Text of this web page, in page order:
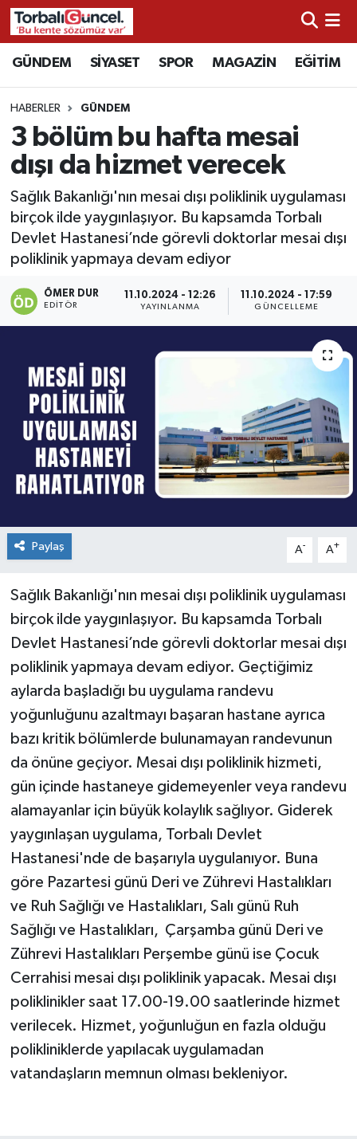
GÜNDEM SİYASET SPOR MAGAZİN EĞİTİM
HABERLER GÜNDEM
3 bölüm bu hafta mesai
dışı da hizmet verecek
Sağlık Bakanlığı'nın mesai dışı poliklinik uygulaması
birçok ilde yaygınlaşıyor. Bu kapsamda Torbalı
Devlet Hastanesi’nde görevli doktorlar mesai dışı
poliklinik yapmaya devam ediyor
ÖMER DUR
EDITÖR
11.10.2024 - 12:26
YAYINLANMA
11.10.2024 - 17:59
GÜNCELLEME
Paylaş A- A+
Sağlık Bakanlığı'nın mesai dışı poliklinik uygulaması
birçok ilde yaygınlaşıyor. Bu kapsamda Torbalı
Devlet Hastanesi’nde görevli doktorlar mesai dışı
poliklinik yapmaya devam ediyor. Geçtiğimiz
aylarda başladığı bu uygulama randevu
yoğunluğunu azaltmayı başaran hastane ayrıca
bazı kritik bölümlerde bulunamayan randevunun
da önüne geçiyor. Mesai dışı poliklinik hizmeti,
gün içinde hastaneye gidemeyenler veya randevu
alamayanlar için büyük kolaylık sağlıyor. Giderek
yaygınlaşan uygulama, Torbalı Devlet
Hastanesi'nde de başarıyla uygulanıyor. Buna
göre Pazartesi günü Deri ve Zührevi Hastalıkları
ve Ruh Sağlığı ve Hastalıkları, Salı günü Ruh
Sağlığı ve Hastalıkları, Çarşamba günü Deri ve
Zührevi Hastalıkları Perşembe günü ise Çocuk
Cerrahisi mesai dışı poliklinik yapacak. Mesai dışı
poliklinikler saat 17.00-19.00 saatlerinde hizmet
verilecek. Hizmet, yoğunluğun en fazla olduğu
polikliniklerde yapılacak uygulamadan
vatandaşların memnun olması bekleniyor.
İzmir Nöbetçi Eczaneler
İzmir Hava Durumu
İzmir Namaz Vakitleri
Süper Lig Puan Durumu ve Fikstür
Tüm Manşetler
Son Dakika Haberleri